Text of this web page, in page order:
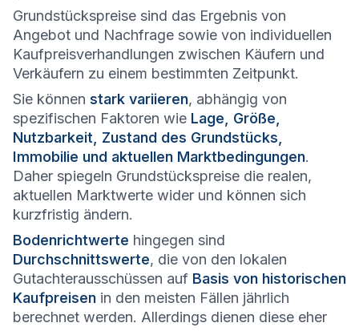
Grundstückspreise sind das Ergebnis von
Angebot und Nachfrage sowie von individuellen
Kaufpreisverhandlungen zwischen Käufern und
Verkäufern zu einem bestimmten Zeitpunkt.
Sie können stark variieren, abhängig von
spezifischen Faktoren wie Lage, Größe,
Nutzbarkeit, Zustand des Grundstücks,
Immobilie und aktuellen Marktbedingungen.
Daher spiegeln Grundstückspreise die realen,
aktuellen Marktwerte wider und können sich
kurzfristig ändern.
Bodenrichtwerte hingegen sind
Durchschnittswerte, die von den lokalen
Gutachterausschüssen auf Basis von historischen
Kaufpreisen in den meisten Fällen jährlich
berechnet werden. Allerdings dienen diese eher